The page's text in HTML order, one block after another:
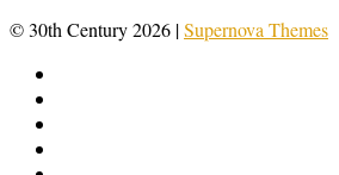
© 30th Century 2026 |Supernova Themes